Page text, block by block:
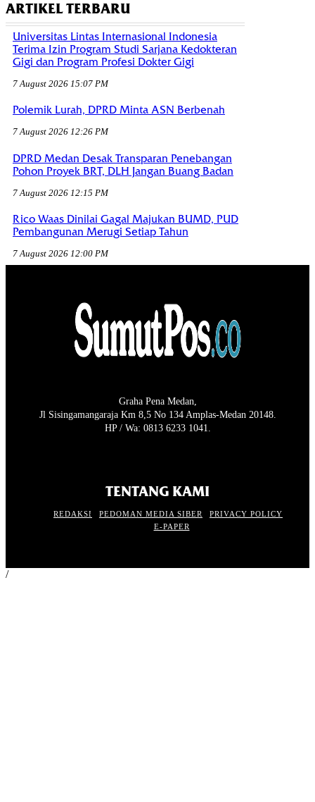
ARTIKEL TERBARU
Universitas Lintas Internasional Indonesia
Terima Izin Program Studi Sarjana Kedokteran
Gigi dan Program Profesi Dokter Gigi
7 August 2026 15:07 PM
Polemik Lurah, DPRD Minta ASN Berbenah
7 August 2026 12:26 PM
DPRD Medan Desak Transparan Penebangan
Pohon Proyek BRT, DLH Jangan Buang Badan
7 August 2026 12:15 PM
Rico Waas Dinilai Gagal Majukan BUMD, PUD
Pembangunan Merugi Setiap Tahun
7 August 2026 12:00 PM
Graha Pena Medan,
Jl Sisingamangaraja Km 8,5 No 134 Amplas-Medan 20148.
HP / Wa: 0813 6233 1041.
TENTANG KAMI
REDAKSI PEDOMAN MEDIA SIBER
PRIVACY POLICY
E-PAPER
/